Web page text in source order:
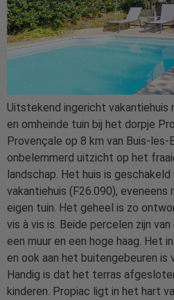
Uitstekend ingericht vakantiehuis
en omheinde tuin bij het dorpje
Provençale op 8 km van Buis-les-
onbelemmerd uitzicht op het
landschap. Het huis is geschakeld
vakantiehuis (F26.090),
eigen tuin. Het geheel is zo
vis à vis is. Beide percelen zijn
een muur en een hoge haag. Het
en ook aan het buitengebeuren is
Handig is dat het terras
kinderen. Propiac ligt in het hart